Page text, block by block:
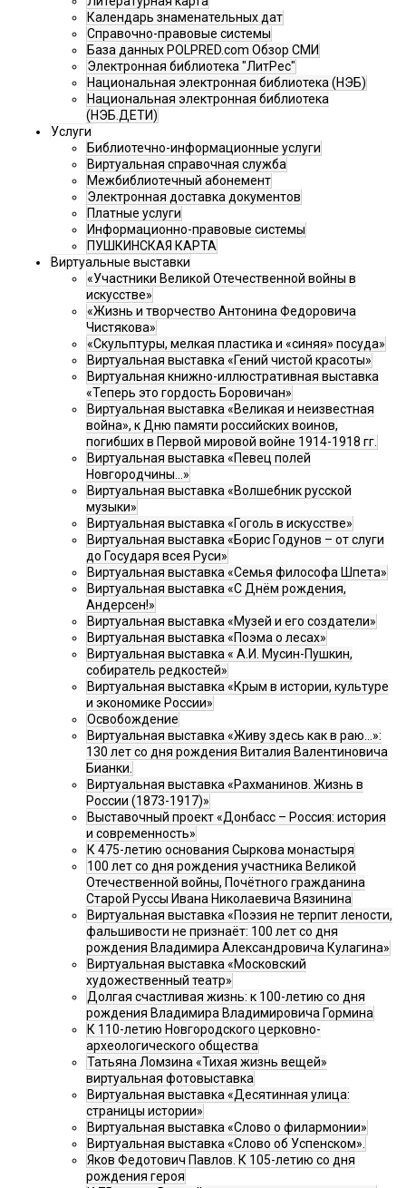
Календарь знаменательных дат
Справочно-правовые системы
База данных POLPRED.com Обзор СМИ
Электронная библиотека "ЛитРес"
Национальная электронная библиотека (НЭБ)
Национальная электронная библиотека
(НЭБ.ДЕТИ)
Услуги
Библиотечно-информационные услуги
Виртуальная справочная служба
Межбиблиотечный абонемент
Электронная доставка документов
Платные услуги
Информационно-правовые системы
ПУШКИНСКАЯ КАРТА
Виртуальные выставки
«Участники Великой Отечественной войны в
искусстве»
«Жизнь и творчество Антонина Федоровича
Чистякова»
«Скульптуры, мелкая пластика и «синяя» посуда»
Виртуальная выставка «Гений чистой красоты»
Виртуальная книжно-иллюстративная выставка
«Теперь это гордость Боровичан»
Виртуальная выставка «Великая и неизвестная
война», к Дню памяти российских воинов,
погибших в Первой мировой войне 1914-1918 гг.
Виртуальная выставка «Певец полей
Новгородчины…»
Виртуальная выставка «Волшебник русской
музыки»
Виртуальная выставка «Гоголь в искусстве»
Виртуальная выставка «Борис Годунов – от слуги
до Государя всея Руси»
Виртуальная выставка «Семья философа Шпета»
Виртуальная выставка «С Днём рождения,
Андерсен!»
Виртуальная выставка «Музей и его создатели»
Виртуальная выставка «Поэма о лесах»
Виртуальная выставка « А.И. Мусин-Пушкин,
собиратель редкостей»
Виртуальная выставка «Крым в истории, культуре
и экономике России»
Освобождение
Виртуальная выставка «Живу здесь как в раю…»:
130 лет со дня рождения Виталия Валентиновича
Бианки.
Виртуальная выставка «Рахманинов. Жизнь в
России (1873-1917)»
Выставочный проект «Донбасс – Россия: история
и современность»
К 475-летию основания Сыркова монастыря
100 лет со дня рождения участника Великой
Отечественной войны, Почётного гражданина
Старой Руссы Ивана Николаевича Вязинина
Виртуальная выставка «Поэзия не терпит лености,
фальшивости не признаёт: 100 лет со дня
рождения Владимира Александровича Кулагина»
Виртуальная выставка «Московский
художественный театр»
Долгая счастливая жизнь: к 100-летию со дня
рождения Владимира Владимировича Гормина
К 110-летию Новгородского церковно-
археологического общества
Татьяна Ломзина «Тихая жизнь вещей»
виртуальная фотовыставка
Виртуальная выставка «Десятинная улица:
страницы истории»
Виртуальная выставка «Слово о филармонии»
Виртуальная выставка «Слово об Успенском».
Яков Федотович Павлов. К 105-летию со дня
рождения героя